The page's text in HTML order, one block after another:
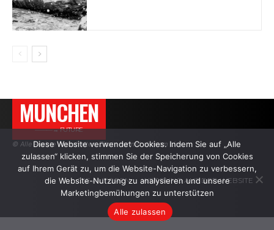
MUNCHEN
———→ FUTURE
© Alle Rechte vorbehalten. Zitate nur mit aktivem Link.
DIE AUTOREN WERBUNG AUF DER WEBSITE
Diese Website verwendet Cookies. Indem Sie auf „Alle
zulassen“ klicken, stimmen Sie der Speicherung von Cookies
auf Ihrem Gerät zu, um die Website-Navigation zu verbessern,
die Website-Nutzung zu analysieren und unsere
Marketingbemühungen zu unterstützen
Alle zulassen